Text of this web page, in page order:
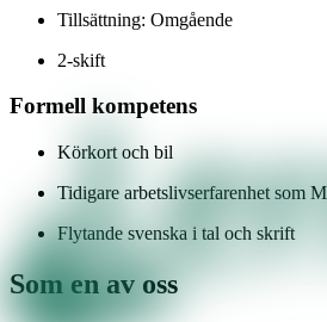
Tillsättning: Omgående
2-skift
Formell kompetens
Körkort och bil
Tidigare arbetslivserfarenhet som
Flytande svenska i tal och skrift
Som en av oss